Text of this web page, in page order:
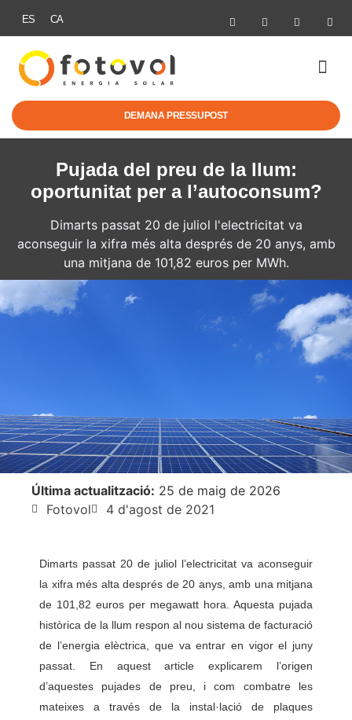
ES CA
DEMANA PRESSUPOST
Pujada del preu de la llum:
oportunitat per a l’autoconsum?
Dimarts passat 20 de juliol l'electricitat va
aconseguir la xifra més alta després de 20 anys, amb
una mitjana de 101,82 euros per MWh.
Última actualització: 25 de maig de 2026
Fotovol
4 d'agost de 2021
Dimarts passat 20 de juliol l’electricitat va aconseguir
la xifra més alta després de 20 anys, amb una mitjana
de 101,82 euros per megawatt hora. Aquesta pujada
històrica de la llum respon al nou sistema de facturació
de l’energia elèctrica, que va entrar en vigor el juny
passat. En aquest article explicarem l’origen
d’aquestes pujades de preu, i com combatre les
mateixes a través de la instal·lació de plaques